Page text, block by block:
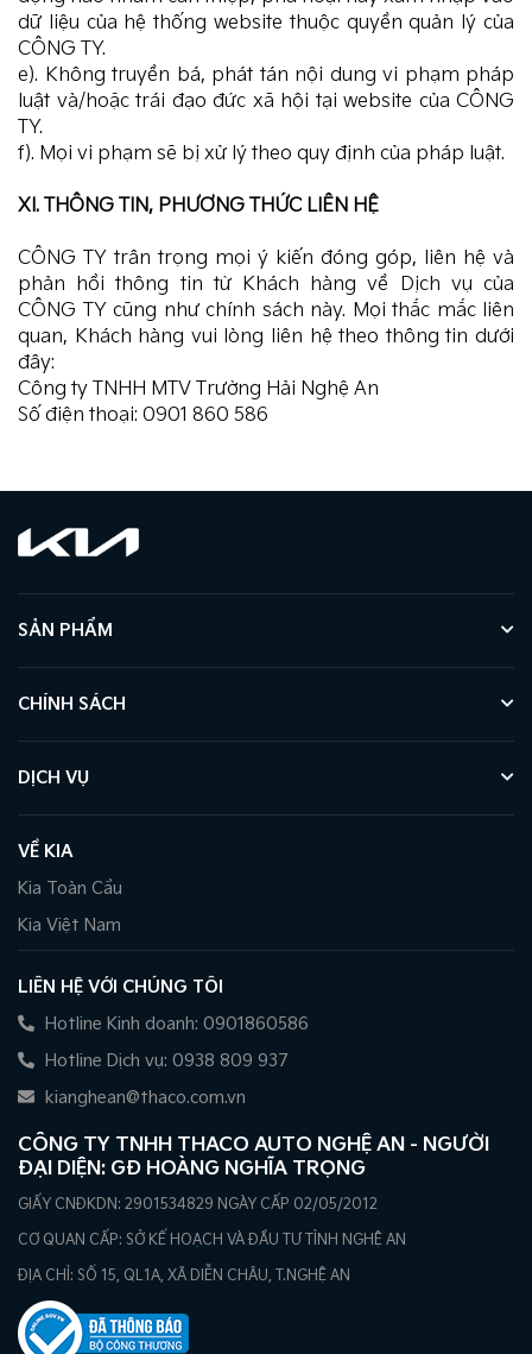
dữ liệu của hệ thống website thuộc quyền quản lý của
CÔNG TY.
e). Không truyền bá, phát tán nội dung vi phạm pháp
luật và/hoặc trái đạo đức xã hội tại website của CÔNG
TY.
f). Mọi vi phạm sẽ bị xử lý theo quy định của pháp luật.
XI. THÔNG TIN, PHƯƠNG THỨC LIÊN HỆ
CÔNG TY trân trọng mọi ý kiến đóng góp, liên hệ và
phản hồi thông tin từ Khách hàng về Dịch vụ của
CÔNG TY cũng như chính sách này. Mọi thắc mắc liên
quan, Khách hàng vui lòng liên hệ theo thông tin dưới
đây:
Công ty TNHH MTV Trường Hải Nghệ An
Số điện thoại: 0901 860 586
SẢN PHẨM
CHÍNH SÁCH
DỊCH VỤ
VỀ KIA
Kia Toàn Cầu
Kia Việt Nam
LIÊN HỆ VỚI CHÚNG TÔI
Hotline Kinh doanh: 0901860586
Hotline Dịch vụ: 0938 809 937
kianghean@thaco.com.vn
CÔNG TY TNHH THACO AUTO NGHỆ AN - NGƯỜI
ĐẠI DIỆN: GĐ HOÀNG NGHĨA TRỌNG
GIẤY CNĐKDN: 2901534829 NGÀY CẤP 02/05/2012
CƠ QUAN CẤP: SỞ KẾ HOẠCH VÀ ĐẦU TƯ TỈNH NGHỆ AN
ĐỊA CHỈ: SỐ 15, QL1A, XÃ DIỄN CHÂU, T.NGHỆ AN